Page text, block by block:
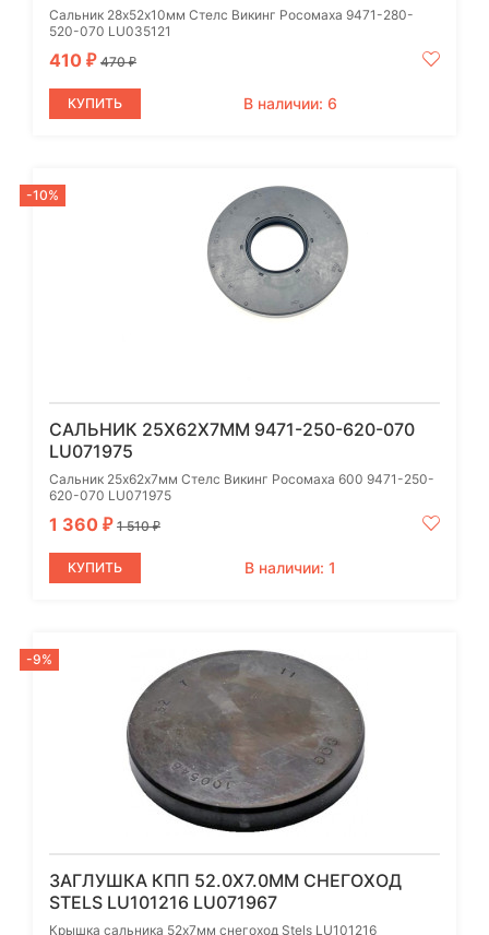
Сальник 28х52х10мм Стелс Викинг Росомаха 9471-280-
520-070 LU035121
410 ₽ 470₽
КУПИТЬ В наличии: 6
-10%
САЛЬНИК 25Х62Х7ММ 9471-250-620-070
LU071975
Сальник 25х62х7мм Стелс Викинг Росомаха 600 9471-250-
620-070 LU071975
1 360 ₽ 1 510₽
КУПИТЬ В наличии: 1
-9%
ЗАГЛУШКА КПП 52.0X7.0ММ СНЕГОХОД
STELS LU101216 LU071967
Крышка сальника 52х7мм снегоход Stels LU101216